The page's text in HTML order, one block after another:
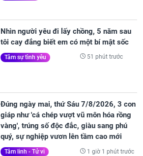
Nhìn người yêu đi lấy chồng, 5 năm sau
tôi cay đắng biết em có một bí mật sốc
Tâm sự tình yêu 51 phút trước
Đúng ngày mai, thứ Sáu 7/8/2026, 3 con
giáp như 'cá chép vượt vũ môn hóa rồng
vàng', trúng số độc đắc, giàu sang phú
quý, sự nghiệp vươn lên tầm cao mới
Tâm linh - Tử vi 1 giờ 1 phút trước